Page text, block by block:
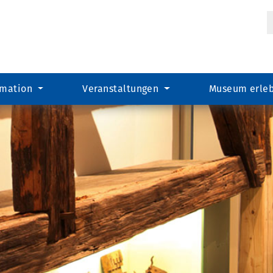
Veranstaltungen Museum